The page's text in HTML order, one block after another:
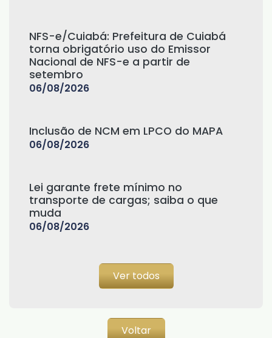
NFS-e/Cuiabá: Prefeitura de Cuiabá
torna obrigatório uso do Emissor
Nacional de NFS-e a partir de
setembro
06/08/2026
Inclusão de NCM em LPCO do MAPA
06/08/2026
Lei garante frete mínimo no
transporte de cargas; saiba o que
muda
06/08/2026
Ver todos
Voltar